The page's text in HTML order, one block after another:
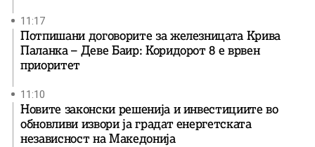
11:17
Потпишани договорите за железницата Крива
Паланка – Деве Баир: Коридорот 8 е врвен
приоритет
11:10
Новите законски решенија и инвестициите во
обновливи извори ја градат енергетската
независност на Македонија